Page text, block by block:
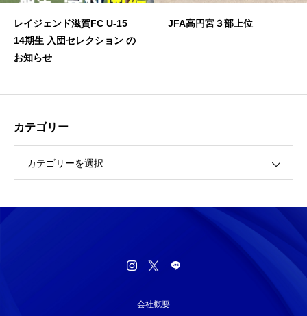
レイジェンド滋賀FC U-15
14期生 入団セレクション の
お知らせ
JFA高円宮３部上位
カテゴリー
カテゴリーを選択
会社概要